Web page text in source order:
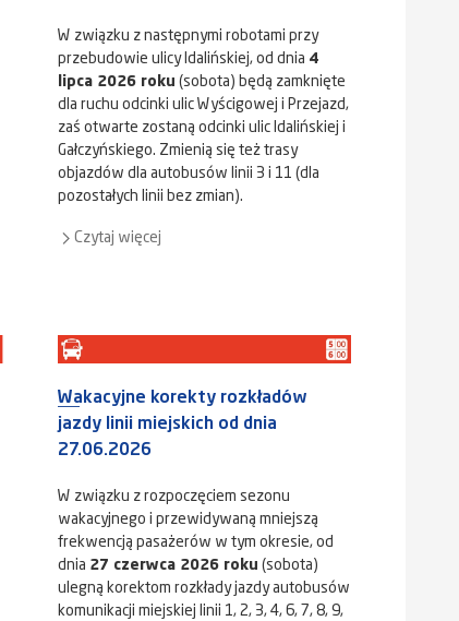
W związku z następnymi robotami przy
przebudowie ulicy Idalińskiej, od dnia 4
lipca 2026 roku (sobota) będą zamknięte
dla ruchu odcinki ulic Wyścigowej i Przejazd,
zaś otwarte zostaną odcinki ulic Idalińskiej i
Gałczyńskiego. Zmienią się też trasy
objazdów dla autobusów linii 3 i 11 (dla
pozostałych linii bez zmian).
Czytaj więcej
Wakacyjne korekty rozkładów
jazdy linii miejskich od dnia
27.06.2026
W związku z rozpoczęciem sezonu
wakacyjnego i przewidywaną mniejszą
frekwencją pasażerów w tym okresie, od
dnia 27 czerwca 2026 roku (sobota)
ulegną korektom rozkłady jazdy autobusów
komunikacji miejskiej linii 1, 2, 3, 4, 6, 7, 8, 9,